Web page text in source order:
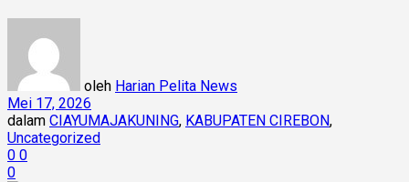
oleh Harian Pelita News
Mei 17, 2026
dalam CIAYUMAJAKUNING, KABUPATEN CIREBON,
Uncategorized
0 0
0